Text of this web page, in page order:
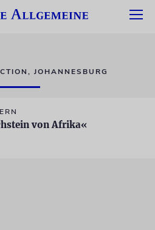
JOHANNESBURG
von Afrika«